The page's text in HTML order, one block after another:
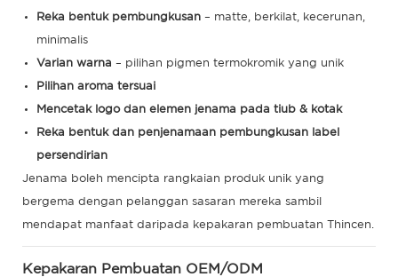
Reka bentuk pembungkusan– matte, berkilat, kecerunan,
minimalis
Varian warna – pilihan pigmen termokromik yang unik
Pilihan aroma tersuai
Mencetak logo dan elemen jenama pada tiub & kotak
Reka bentuk dan penjenamaan pembungkusan label
persendirian
Jenama boleh mencipta rangkaian produk unik yang
bergema dengan pelanggan sasaran mereka sambil
mendapat manfaat daripada kepakaran pembuatan Thincen.
Kepakaran Pembuatan OEM/ODM